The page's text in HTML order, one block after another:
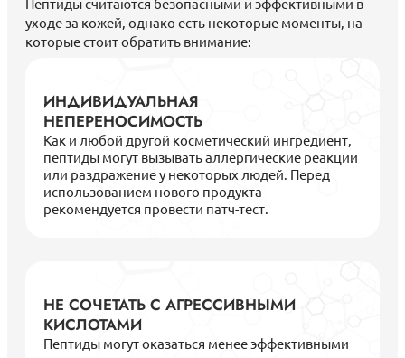
уходе за кожей, однако есть некоторые моменты, на
которые стоит обратить внимание:
ИНДИВИДУАЛЬНАЯ
НЕПЕРЕНОСИМОСТЬ
Как и любой другой косметический ингредиент,
пептиды могут вызывать аллергические реакции
или раздражение у некоторых людей. Перед
использованием нового продукта
рекомендуется провести патч-тест.
НЕ СОЧЕТАТЬ С АГРЕССИВНЫМИ
КИСЛОТАМИ
Пептиды могут оказаться менее эффективными